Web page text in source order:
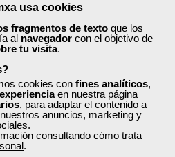
usa cookies
fragmentos de texto que los
al navegador con el objetivo de
tu visita.
cookies con fines analíticos,
en nuestra página
, para adaptar el contenido a
anuncios, marketing y
consultando cómo trata
.
alumno una vez
al finalizar un curso